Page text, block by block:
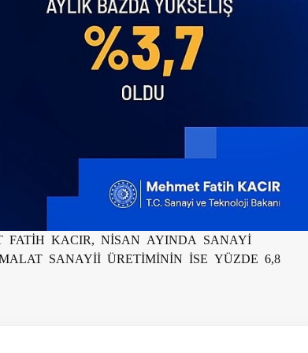
FATİH KACIR, NİSAN AYINDA SANAYİ
SANAYİİ ÜRETİMİNİN İSE YÜZDE 6,8